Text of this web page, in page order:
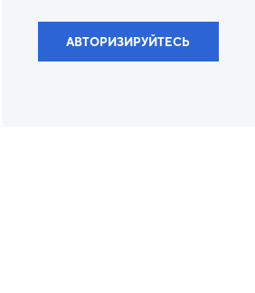
АВТОРИЗИРУЙТЕСЬ